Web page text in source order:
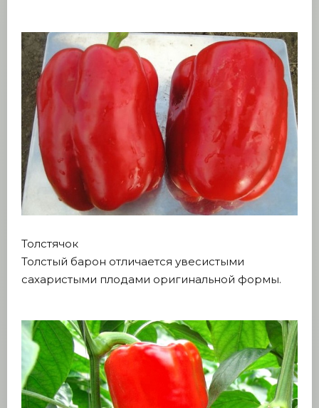
Толстячок
Толстый барон отличается увесистыми
сахаристыми плодами оригинальной формы.